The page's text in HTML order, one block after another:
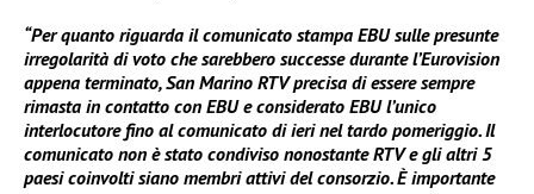
“Per quanto riguarda il comunicato stampa EBU sulle presunte
irregolarità di voto che sarebbero successe durante l’Eurovision
appena terminato, San Marino RTV precisa di essere sempre
rimasta in contatto con EBU e considerato EBU l’unico
interlocutore fino al comunicato di ieri nel tardo pomeriggio. Il
comunicato non è stato condiviso nonostante RTV e gli altri 5
paesi coinvolti siano membri attivi del consorzio. È importante